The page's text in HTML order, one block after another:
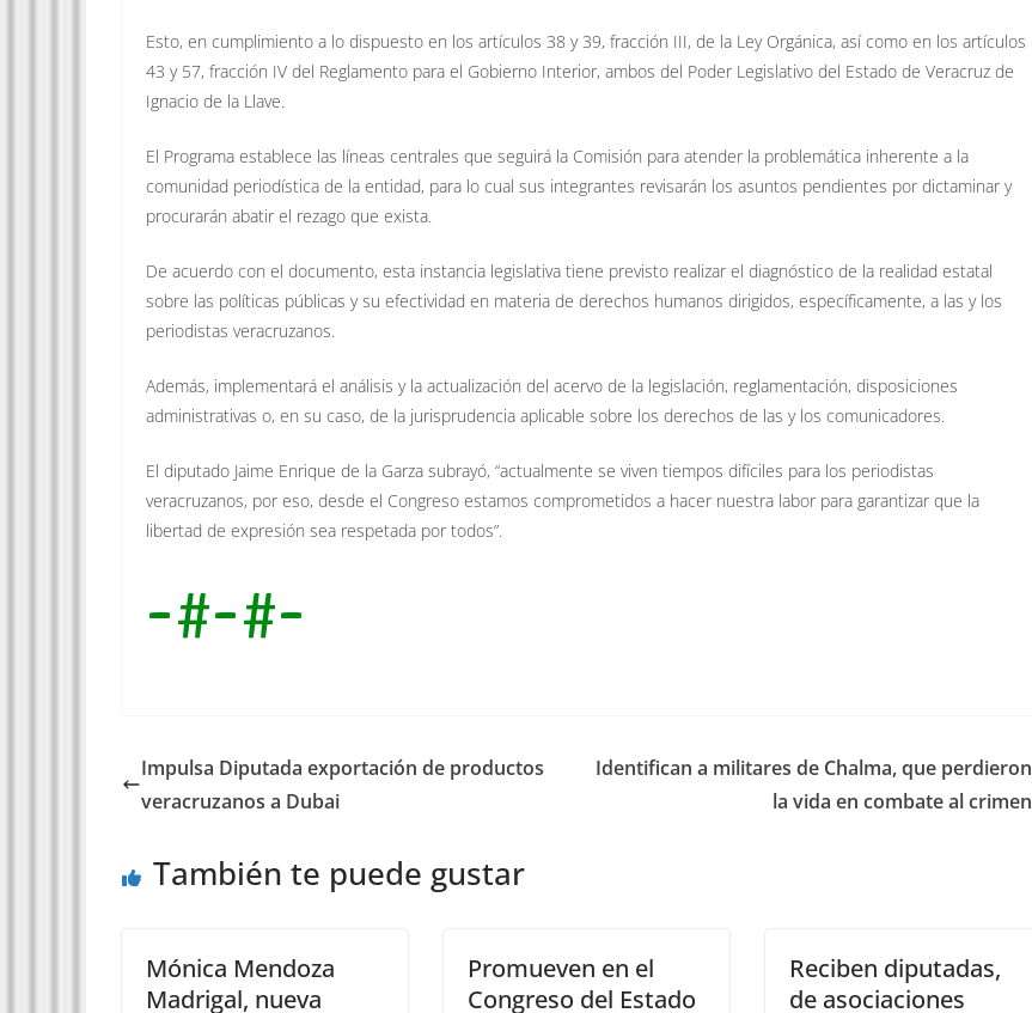
Esto, en cumplimiento a lo dispuesto en los artículos 38 y 39, fracción III, de la Ley Orgánica, así como en los artículos
43 y 57, fracción IV del Reglamento para el Gobierno Interior, ambos del Poder Legislativo del Estado de Veracruz de
Ignacio de la Llave.
El Programa establece las líneas centrales que seguirá la Comisión para atender la problemática inherente a la
comunidad periodística de la entidad, para lo cual sus integrantes revisarán los asuntos pendientes por dictaminar y
procurarán abatir el rezago que exista.
De acuerdo con el documento, esta instancia legislativa tiene previsto realizar el diagnóstico de la realidad estatal
sobre las políticas públicas y su efectividad en materia de derechos humanos dirigidos, específicamente, a las y los
periodistas veracruzanos.
Además, implementará el análisis y la actualización del acervo de la legislación, reglamentación, disposiciones
administrativas o, en su caso, de la jurisprudencia aplicable sobre los derechos de las y los comunicadores.
El diputado Jaime Enrique de la Garza subrayó, “actualmente se viven tiempos difíciles para los periodistas
veracruzanos, por eso, desde el Congreso estamos comprometidos a hacer nuestra labor para garantizar que la
libertad de expresión sea respetada por todos”.
-#-#-
Impulsa Diputada exportación de productos
veracruzanos a Dubai
Identifican a militares de Chalma, que perdieron
la vida en combate al crimen
También te puede gustar
Mónica Mendoza
Madrigal, nueva
Promueven en el
Congreso del Estado
Reciben diputadas,
de asociaciones